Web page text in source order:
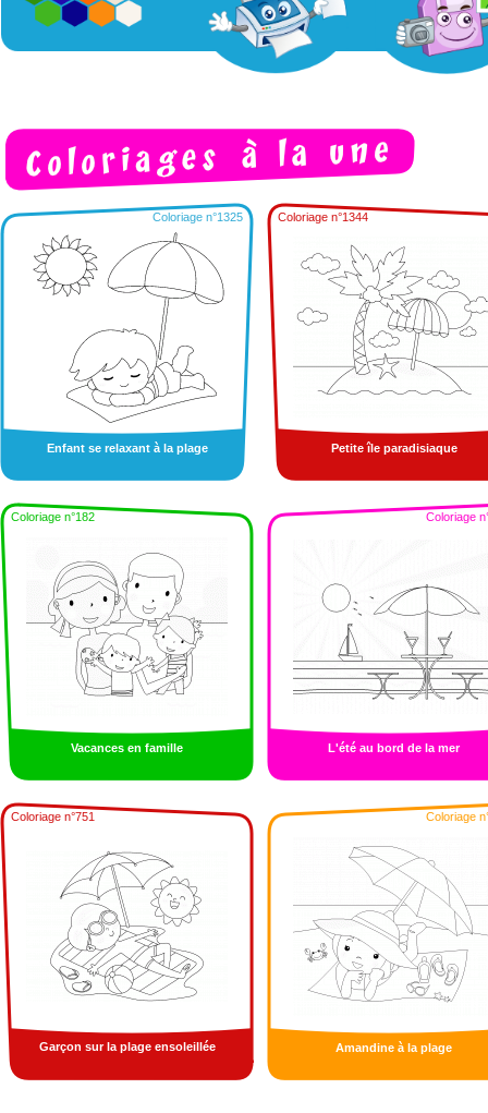
Coloriage n°1325
Enfant se relaxant à la plage
Coloriage n°1344
Petite île paradisiaque
Coloriage n°182
Vacances en famille
Coloriage
L'été au bord de la mer
Coloriage n°751
Garçon sur la plage ensoleillée
Coloriage
Amandine à la plage